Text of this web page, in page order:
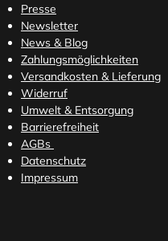
Presse
Newsletter
News & Blog
Zahlungsmöglichkeiten
Versandkosten & Lieferung
Widerruf
Umwelt & Entsorgung
Barrierefreiheit
AGBs
Datenschutz
Impressum